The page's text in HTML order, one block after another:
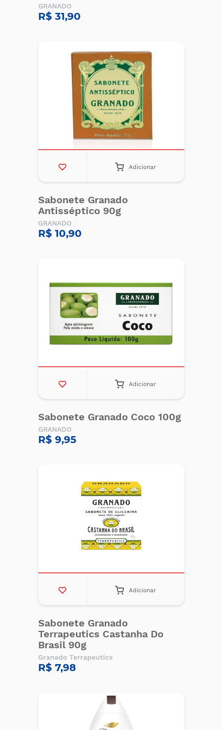
GRANADO
R$ 31,90
Adicionar
Sabonete Granado
Antisséptico 90g
GRANADO
R$ 10,90
Adicionar
Sabonete Granado Coco 100g
GRANADO
R$ 9,95
Adicionar
Sabonete Granado
Terrapeutics Castanha Do
Brasil 90g
Granado Terrapeutics
R$ 7,98